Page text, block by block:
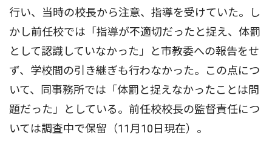
行い、当時の校長から注意、指導を受けていた。し
かし前任校では「指導が不適切だったと捉え、体罰
として認識していなかった」と市教委への報告をせ
ず、学校間の引き継ぎも行わなかった。この点につ
いて、同事務所では「体罰と捉えなかったことは問
題だった」としている。前任校校長の監督責任につ
いては調査中で保留（11月10日現在）。